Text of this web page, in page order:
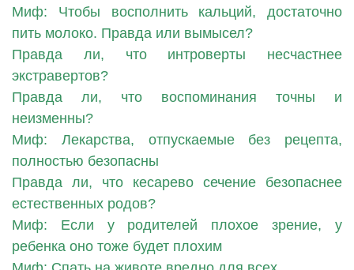
Миф: Чтобы восполнить кальций, достаточно
пить молоко. Правда или вымысел?
Правда ли, что интроверты несчастнее
экстравертов?
Правда ли, что воспоминания точны и
неизменны?
Миф: Лекарства, отпускаемые без рецепта,
полностью безопасны
Правда ли, что кесарево сечение безопаснее
естественных родов?
Миф: Если у родителей плохое зрение, у
ребенка оно тоже будет плохим